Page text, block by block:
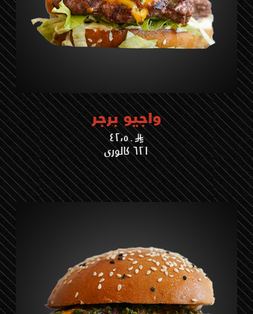
واجيو برجر
٤٢،٥٠
٦٢١ كالوري